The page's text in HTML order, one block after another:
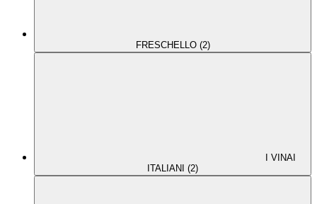
FRESCHELLO (2)
I VINAI
ITALIANI (2)